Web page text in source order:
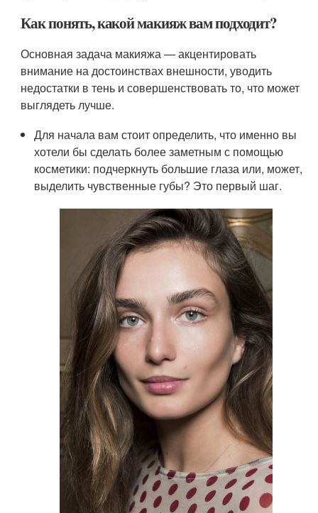
Как понять, какой макияж вам подходит?
Основная задача макияжа — акцентировать
внимание на достоинствах внешности, уводить
недостатки в тень и совершенствовать то, что может
выглядеть лучше.
Для начала вам стоит определить, что именно вы
хотели бы сделать более заметным с помощью
косметики: подчеркнуть большие глаза или, может,
выделить чувственные губы? Это первый шаг.